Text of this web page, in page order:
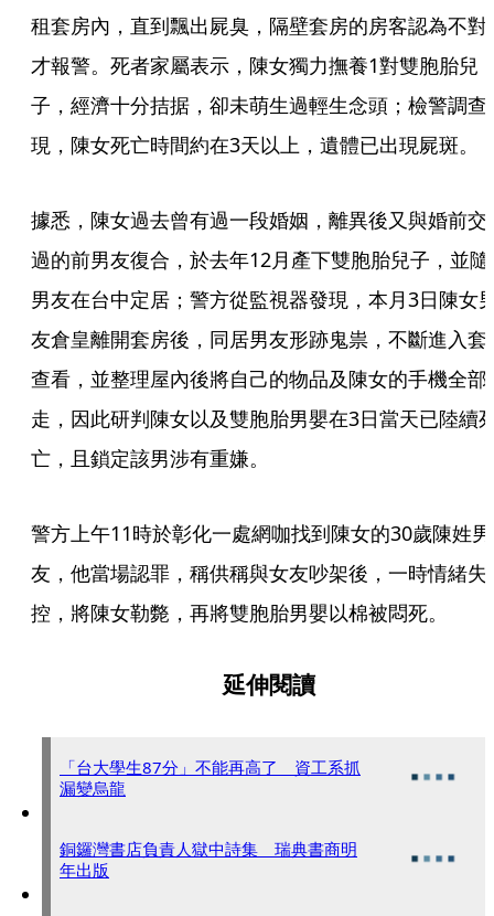
租套房內，直到飄出屍臭，隔壁套房的房客認為不對
才報警。死者家屬表示，陳女獨力撫養1對雙胞胎兒
子，經濟十分拮据，卻未萌生過輕生念頭；檢警調查
現，陳女死亡時間約在3天以上，遺體已出現屍斑。
據悉，陳女過去曾有過一段婚姻，離異後又與婚前交
過的前男友復合，於去年12月產下雙胞胎兒子，並隨
男友在台中定居；警方從監視器發現，本月3日陳女
友倉皇離開套房後，同居男友形跡鬼祟，不斷進入套
查看，並整理屋內後將自己的物品及陳女的手機全部
走，因此研判陳女以及雙胞胎男嬰在3日當天已陸續
亡，且鎖定該男涉有重嫌。
警方上午11時於彰化一處網咖找到陳女的30歲陳姓男
友，他當場認罪，稱供稱與女友吵架後，一時情緒失
控，將陳女勒斃，再將雙胞胎男嬰以棉被悶死。
延伸閱讀
「台大學生87分」不能再高了 資工系抓
漏變烏龍
銅鑼灣書店負責人獄中詩集 瑞典書商明
年出版